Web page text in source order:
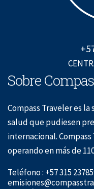
Sobre
Compass Traveler es
salud que pudiesen
internacional.
operando en más de
Teléfono : +57 315